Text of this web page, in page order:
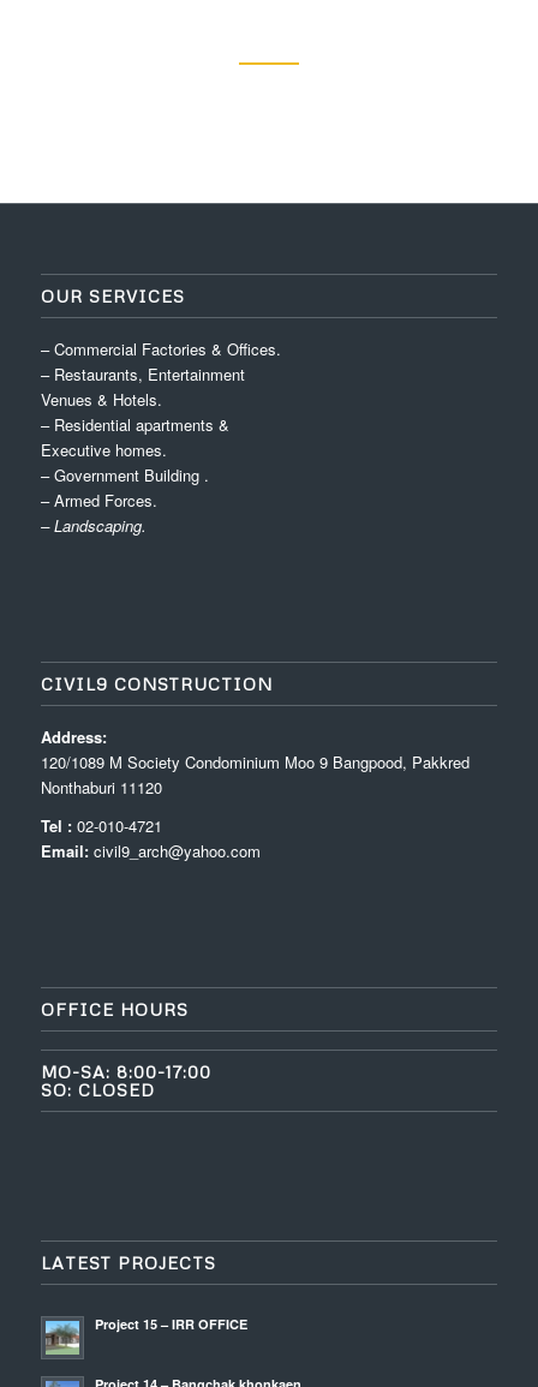
OUR SERVICES
– Commercial Factories & Offices.
– Restaurants, Entertainment
Venues & Hotels.
– Residential apartments &
Executive homes.
– Government Building .
– Armed Forces.
– Landscaping.
CIVIL9 CONSTRUCTION
Address:
120/1089 M Society Condominium Moo 9 Bangpood, Pakkred
Nonthaburi 11120
Tel :02-010-4721
Email: civil9_arch@yahoo.com
OFFICE HOURS
MO-SA: 8:00-17:00
SO: CLOSED
LATEST PROJECTS
Project 15 – IRR OFFICE